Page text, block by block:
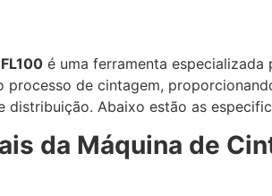
é uma ferramenta
de cintagem,
distribuição. Abaixo estão as
da Máquina de